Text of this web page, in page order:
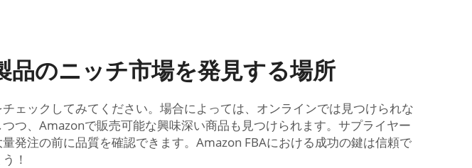
のニッチ市場を発見する場所
ェックしてみてください。場合によっては、オンラインでは見つけられな
つ、Amazonで販売可能な興味深い商品も見つけられます。サプライヤー
発注の前に品質を確認できます。Amazon FBAにおける成功の鍵は信頼で
！